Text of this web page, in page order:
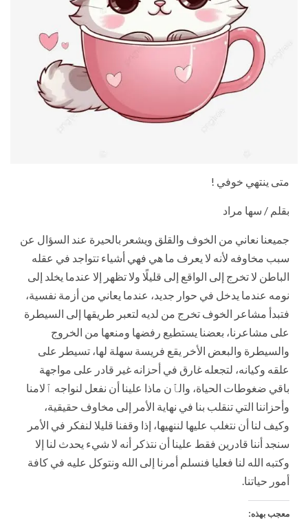
متى ينتهي خوفي !
بقلم / سها مراد
جميعنا نعاني من الخوف والقلق ويشعر بالحيرة عند السؤال عن
سبب مخاوفه لأنه لا يعرف ما هي فهي أشياء تتواجد في عقله
الباطن لا تخرج إلى الواقع إلى قليلًا ولا تظهر إلا عندما يخلد إلى
نومه عندما يدخل في حوار جديد، عندما يعاني من أزمة نفسية،
فتبدأ مشاعر الخوف تخرج من لديه لتعبر طريقها إلى السيطرة
على مشاعرنا، بعضنا يستطيع رفضها ومنعها من الخروج
والسيطرة والبعض الأخر يقع فريسة سهلة لها، تسيطر على
علقه وكيانه، لتجعله غارق في أحزانه غير قادر على مواجهة
باقي ضغوطات الحياة، والٱن ماذا علينا أن نفعل لنواجه ٱلامنا
وأحزاننا التي تنقلب بنا في نهاية الأمر إلى مخاوف حقيقية،
وكيف لنا أن نتغلب عليها لننهيها، إذا وقفنا قليلا لنفكر في الأمر
سنجد أننا قادرين فقط علينا أن نتذكر أنه لا شيء يحدث لنا إلا
وكتبه الله لنا فعليا فنسلم أمرنا إلى الله ونتوكل عليه في كافة
أمور حياتنا.
معجب بهذه: